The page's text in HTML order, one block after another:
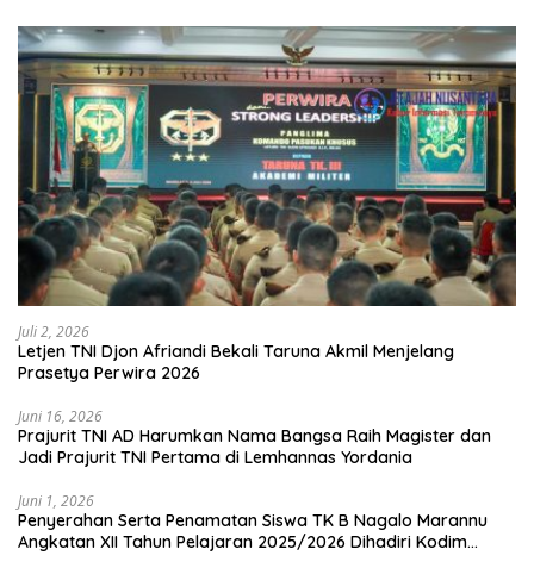
Juli 2, 2026
Letjen TNI Djon Afriandi Bekali Taruna Akmil Menjelang
Prasetya Perwira 2026
Juni 16, 2026
Prajurit TNI AD Harumkan Nama Bangsa Raih Magister dan
Jadi Prajurit TNI Pertama di Lemhannas Yordania
Juni 1, 2026
Penyerahan Serta Penamatan Siswa TK B Nagalo Marannu
Angkatan XII Tahun Pelajaran 2025/2026 Dihadiri Kodim